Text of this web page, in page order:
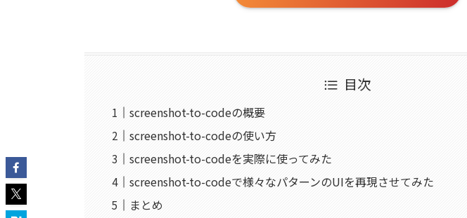
目次
screenshot-to-codeの概要
screenshot-to-codeの使い方
screenshot-to-codeを実際に使ってみた
screenshot-to-codeで様々なパターンのUIを再現させてみた
まとめ